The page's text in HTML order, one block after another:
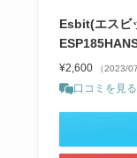
Esbit(エスビ
¥2,600 （2023/
口コミを見る